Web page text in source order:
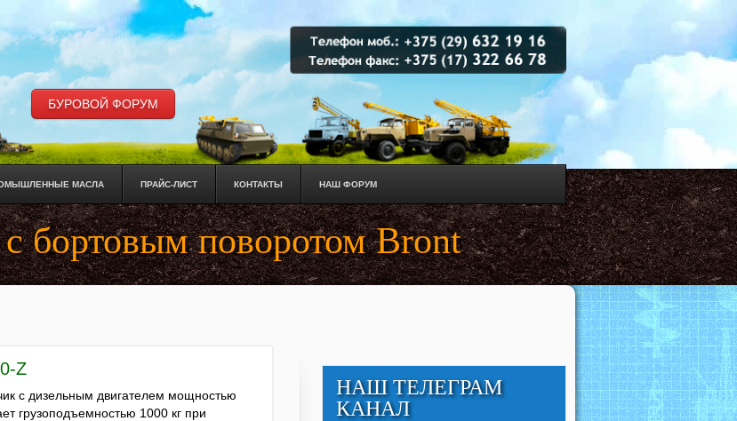
БУРОВОЙ ФОРУМ
МАСЛА ПРАЙС-ЛИСТ КОНТАКТЫ НАШ ФОРУМ
бортовым поворотом Bront
Z
с дизельным двигателем мощностью
грузоподъемностью 1000 кг при
НАШ ТЕЛЕГРАМ
КАНАЛ